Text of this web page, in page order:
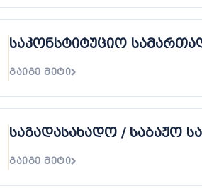
საკონსტიტუციო
ᲒᲐᲘᲒᲔ ᲛᲔᲢᲘ
საგადასახადო / საბაჟო
ᲒᲐᲘᲒᲔ ᲛᲔᲢᲘ